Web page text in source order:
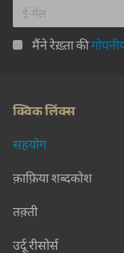
मैंने रेख़्ता की
क्विक लिंक्स
सहयोग
क़ाफ़िया शब्दकोश
तक़्ती
उर्दू रीसोर्स